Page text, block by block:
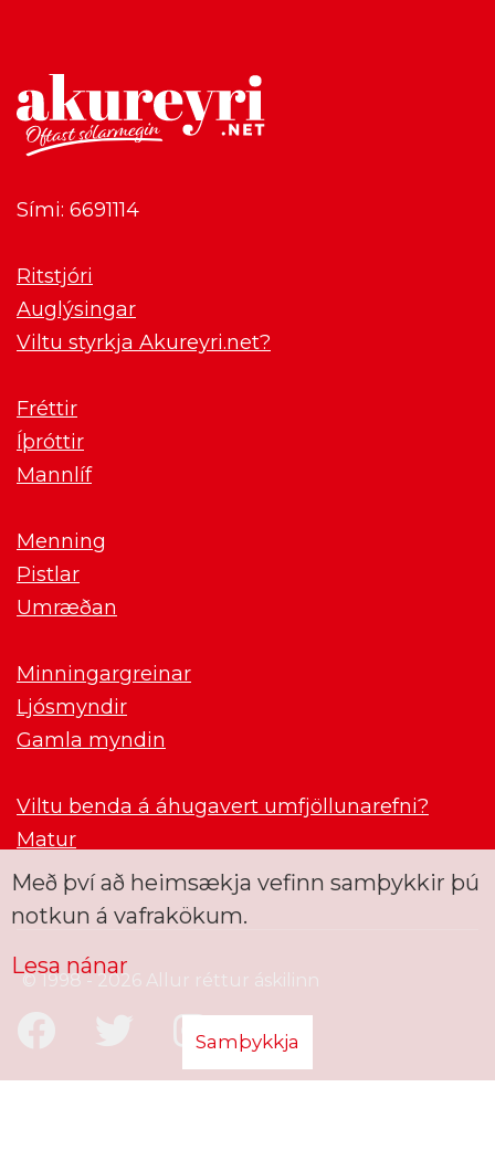
Sími: 6691114
Ritstjóri
Auglýsingar
Viltu styrkja Akureyri.net?
Fréttir
Íþróttir
Mannlíf
Menning
Pistlar
Umræðan
Minningargreinar
Ljósmyndir
Gamla myndin
Viltu benda á áhugavert umfjöllunarefni?
Matur
© 1998 - 2026 Allur réttur áskilinn
Með því að heimsækja vefinn samþykkir þú
notkun á vafrakökum.
Lesa nánar
Samþykkja